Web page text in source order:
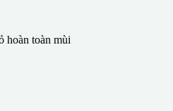
hoàn toàn mùi